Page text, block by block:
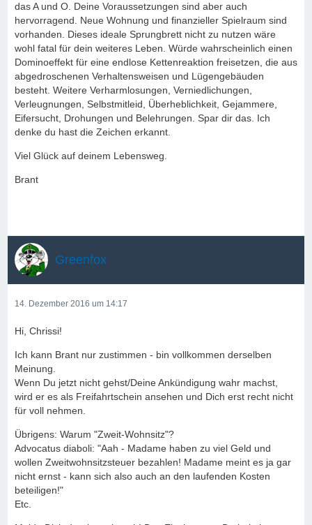
das A und O. Deine Voraussetzungen sind aber auch
hervorragend. Neue Wohnung und finanzieller Spielraum sind
vorhanden. Dieses ideale Sprungbrett nicht zu nutzen wäre
wohl fatal für dein weiteres Leben. Würde wahrscheinlich einen
Dominoeffekt für eine endlose Kettenreaktion freisetzen, die aus
abgedroschenen Verhaltensweisen und Lügengebäuden
besteht. Weitere Verharmlosungen, Verniedlichungen,
Verleugnungen, Selbstmitleid, Überheblichkeit, Gejammere,
Eifersucht, Drohungen und Belehrungen. Spar dir das. Ich
denke du hast die Zeichen erkannt.
Viel Glück auf deinem Lebensweg.
Brant
Greenfox
14. Dezember 2016 um 14:17
Hi, Chrissi!
Ich kann Brant nur zustimmen - bin vollkommen derselben
Meinung.
Wenn Du jetzt nicht gehst/Deine Ankündigung wahr machst,
wird er es als Freifahrtschein ansehen und Dich erst recht nicht
für voll nehmen.
Übrigens: Warum "Zweit-Wohnsitz"?
Advocatus diaboli: "Aah - Madame haben zu viel Geld und
wollen Zweitwohnsitzsteuer bezahlen! Madame meint es ja gar
nicht ernst - kann sich also auch an den laufenden Kosten
beteiligen!"
Etc.